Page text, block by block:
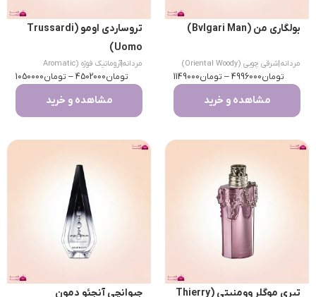
بولگاری من (Bvlgari Man)
مردانه|شرقی چوبی (Oriental Woody)
تومان4996000
– تومان1149000
مشاهده و خرید
تروساردی اومو (Trussardi
Uomo)
مردانه|
آروماتیک فوژه (Aromatic
Fougere)
تومان4502000
– تومان1050000
مشاهده و خرید
تیری موگلر وومنیتی (Thierry
جیوانچی آنجئو دمون